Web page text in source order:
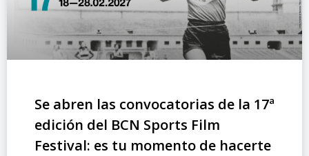
Se abren las convocatorias de la 17ª
edición del BCN Sports Film
Festival: es tu momento de hacerte